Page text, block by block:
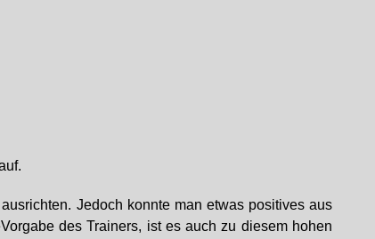
Jedoch konnte man etwas positives aus
des Trainers, ist es auch zu diesem hohen